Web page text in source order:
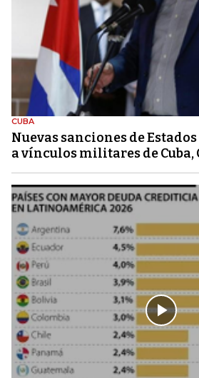
CUBA
Nuevas sanciones de
a vínculos militares de Cuba,